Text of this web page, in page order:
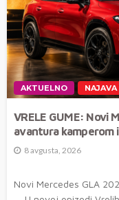
AKTUELNO
VRELE GUME: Novi
avantura kamperom
8 avgusta, 2026
Novi Mercedes GLA